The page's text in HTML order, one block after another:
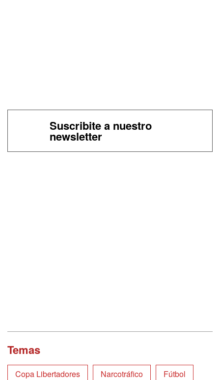
Suscribite a nuestro
newsletter
Temas
Copa Libertadores Narcotráfico Fútbol